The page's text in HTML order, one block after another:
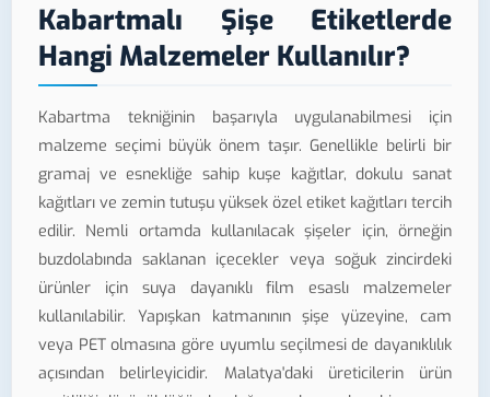
Kabartmalı Şişe Etiketlerde
Hangi Malzemeler Kullanılır?
Kabartma tekniğinin başarıyla uygulanabilmesi için
malzeme seçimi büyük önem taşır. Genellikle belirli bir
gramaj ve esnekliğe sahip kuşe kağıtlar, dokulu sanat
kağıtları ve zemin tutuşu yüksek özel etiket kağıtları tercih
edilir. Nemli ortamda kullanılacak şişeler için, örneğin
buzdolabında saklanan içecekler veya soğuk zincirdeki
ürünler için suya dayanıklı film esaslı malzemeler
kullanılabilir. Yapışkan katmanının şişe yüzeyine, cam
veya PET olmasına göre uyumlu seçilmesi de dayanıklılık
açısından belirleyicidir. Malatya'daki üreticilerin ürün